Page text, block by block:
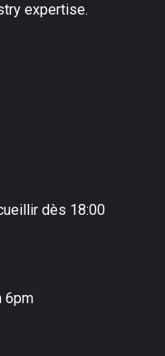
expertise.
dès 18:00
6pm